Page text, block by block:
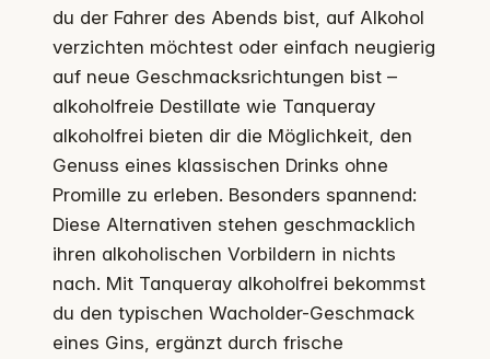
du der Fahrer des Abends bist, auf Alkohol
verzichten möchtest oder einfach neugierig
auf neue Geschmacksrichtungen bist –
alkoholfreie Destillate wie Tanqueray
alkoholfrei bieten dir die Möglichkeit, den
Genuss eines klassischen Drinks ohne
Promille zu erleben. Besonders spannend:
Diese Alternativen stehen geschmacklich
ihren alkoholischen Vorbildern in nichts
nach. Mit Tanqueray alkoholfrei bekommst
du den typischen Wacholder-Geschmack
eines Gins, ergänzt durch frische